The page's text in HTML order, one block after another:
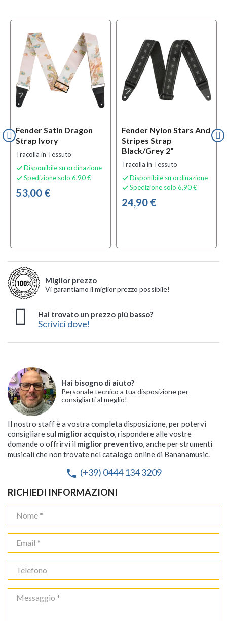
Fender Satin Dragon
Strap Ivory
Tracolla in Tessuto
 Disponibile su ordinazione
 Spedizione solo 6,90 €
53,00 €
Fender Nylon Stars And
Stripes Strap
Black/Grey 2"
Tracolla in Tessuto
 Disponibile su ordinazione
 Spedizione solo 6,90 €
24,90 €
Miglior prezzo
Vi garantiamo il miglior prezzo possibile!
Hai trovato un prezzo più basso?
Scrivici dove!
Hai bisogno di aiuto?
Personale tecnico a tua disposizione per
consigliarti al meglio!
Il nostro staff è a vostra completa disposizione, per potervi
consigliare sul miglior acquisto, rispondere alle vostre
domande o offrirvi il miglior preventivo, anche per strumenti
musicali che non trovate nel catalogo online di Bananamusic.
phone (+39) 0444 134 3209
RICHIEDI INFORMAZIONI